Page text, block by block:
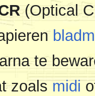
(Optical
te
zoals midi